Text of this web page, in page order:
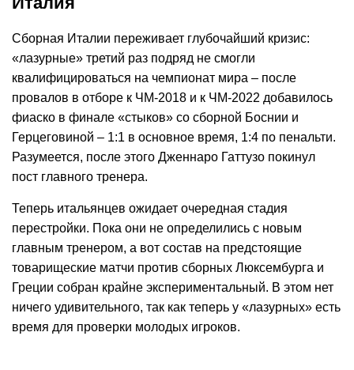
Сборная Италии переживает глубочайший кризис:
«лазурные» третий раз подряд не смогли
квалифицироваться на чемпионат мира – после
провалов в отборе к ЧМ-2018 и к ЧМ-2022 добавилось
фиаско в финале «стыков» со сборной Боснии и
Герцеговиной – 1:1 в основное время, 1:4 по пенальти.
Разумеется, после этого Дженнаро Гаттузо покинул
пост главного тренера.
Теперь итальянцев ожидает очередная стадия
перестройки. Пока они не определились с новым
главным тренером, а вот состав на предстоящие
товарищеские матчи против сборных Люксембурга и
Греции собран крайне экспериментальный. В этом нет
ничего удивительного, так как теперь у «лазурных» есть
время для проверки молодых игроков.